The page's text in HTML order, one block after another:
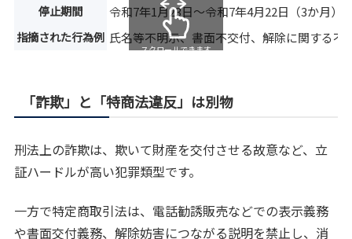
停止期間 令和7年1月23日〜令和7年4月22日（3か月）
指摘された行為例 氏名等不明示、書面不交付、解除に関する不
スクロールできます
「詐欺」と「特商法違反」は別物
刑法上の詐欺は、欺いて財産を交付させる故意など、立
証ハードルが高い犯罪類型です。
一方で特定商取引法は、電話勧誘販売などでの表示義務
や書面交付義務、解除妨害につながる説明を禁止し、消